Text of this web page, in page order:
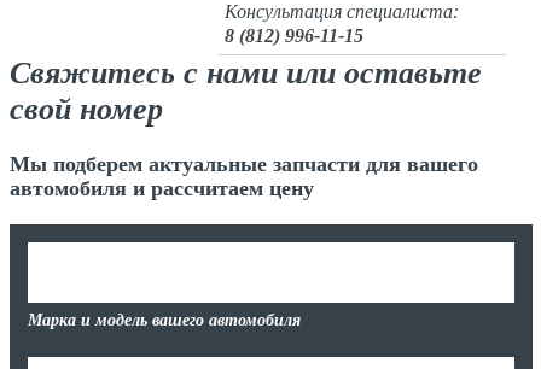
Консультация специалиста:
8 (812) 996-11-15
Свяжитесь с нами или оставьте
свой номер
Мы подберем актуальные запчасти для вашего
автомобиля и рассчитаем цену
Марка и модель вашего автомобиля